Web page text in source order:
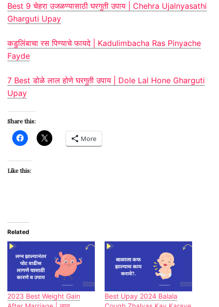
Best 9 चेहरा उजळण्यासाठी घरगुती उपाय | Chehra Ujalnyasathi
Gharguti Upay
कडुलिंबाचा रस पिण्याचे फायदे | Kadulimbacha Ras Pinyache
Fayde
7 Best डोळे लाल होणे घरगुती उपाय | Dole Lal Hone Gharguti
Upay
Share this:
More
Like this:
Related
2023 Best Weight Gain
Best Upay 2024 Balala